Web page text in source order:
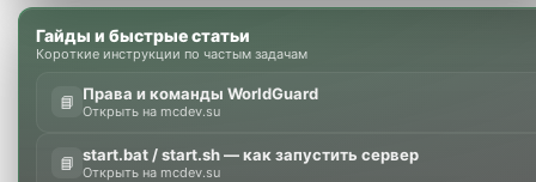
Гайды и быстрые статьи
Короткие инструкции по частым задачам
📘 Права и команды WorldGuard
Открыть на mcdev.su
📘 start.bat / start.sh — как запустить сервер
Открыть на mcdev.su